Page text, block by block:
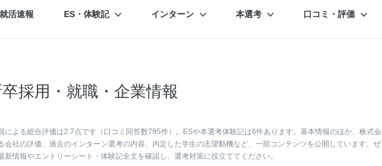
就活速報 ES・体験記 インターン 本選考 口コミ・評価
採用・就職・企業情報
による総合評価は2.7点です（口コミ回答数795件）。ESや本選考体験記は6件あります。基本情報のほか、株式会
会社の評価、過去のインターン選考の内容、内定した学生の志望動機など、一部コンテンツを公開しています。ぜ
情報やエントリーシート・体験記全文を確認し、選考対策に役立ててください。